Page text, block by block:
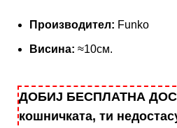
Производител: Funko
Висина: ≈10см.
ДОБИЈ БЕСПЛАТНА
кошничката, ти